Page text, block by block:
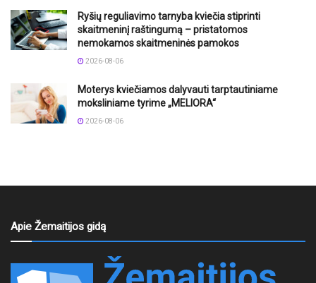
Ryšių reguliavimo tarnyba kviečia stiprinti
skaitmeninį raštingumą – pristatomos
nemokamos skaitmeninės pamokos
2026-08-06
Moterys kviečiamos dalyvauti tarptautiniame
moksliniame tyrime „MELIORA“
2026-08-06
Apie Žemaitijos gidą